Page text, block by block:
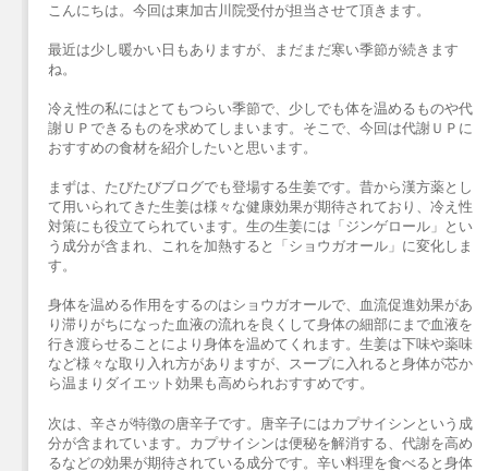
こんにちは。今回は東加古川院受付が担当させて頂きます。
最近は少し暖かい日もありますが、まだまだ寒い季節が続きます
ね。
冷え性の私にはとてもつらい季節で、少しでも体を温めるものや代
謝ＵＰできるものを求めてしまいます。そこで、今回は代謝ＵＰに
おすすめの食材を紹介したいと思います。
まずは、たびたびブログでも登場する生姜です。昔から漢方薬とし
て用いられてきた生姜は様々な健康効果が期待されており、冷え性
対策にも役立てられています。生の生姜には「ジンゲロール」とい
う成分が含まれ、これを加熱すると「ショウガオール」に変化しま
す。
身体を温める作用をするのはショウガオールで、血流促進効果があ
り滞りがちになった血液の流れを良くして身体の細部にまで血液を
行き渡らせることにより身体を温めてくれます。生姜は下味や薬味
など様々な取り入れ方がありますが、スープに入れると身体が芯か
ら温まりダイエット効果も高められおすすめです。
次は、辛さが特徴の唐辛子です。唐辛子にはカプサイシンという成
分が含まれています。カプサイシンは便秘を解消する、代謝を高め
るなどの効果が期待されている成分です。辛い料理を食べると身体